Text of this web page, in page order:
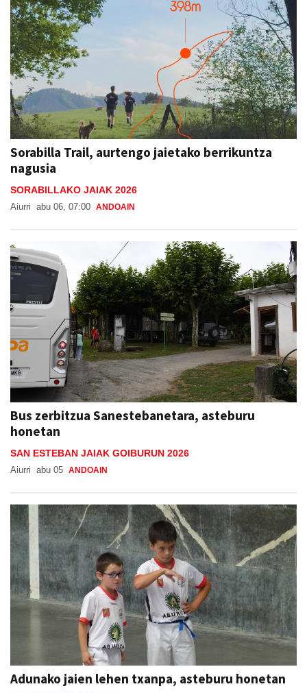
Sorabilla Trail, aurtengo jaietako berrikuntza
nagusia
SORABILLAKO JAIAK 2026
Aiurri abu 06, 07:00 ANDOAIN
Bus zerbitzua Sanestebanetara, asteburu
honetan
SAN ESTEBAN JAIAK GOIBURUN 2026
Aiurri abu 05 ANDOAIN
Adunako jaien lehen txanpa, asteburu honetan